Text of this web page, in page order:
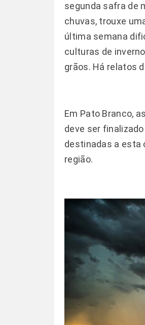
segunda safra de
chuvas, trouxe
última semana
culturas de
grãos. Há relatos
Em Pato Branco,
deve ser
destinadas a esta
região.